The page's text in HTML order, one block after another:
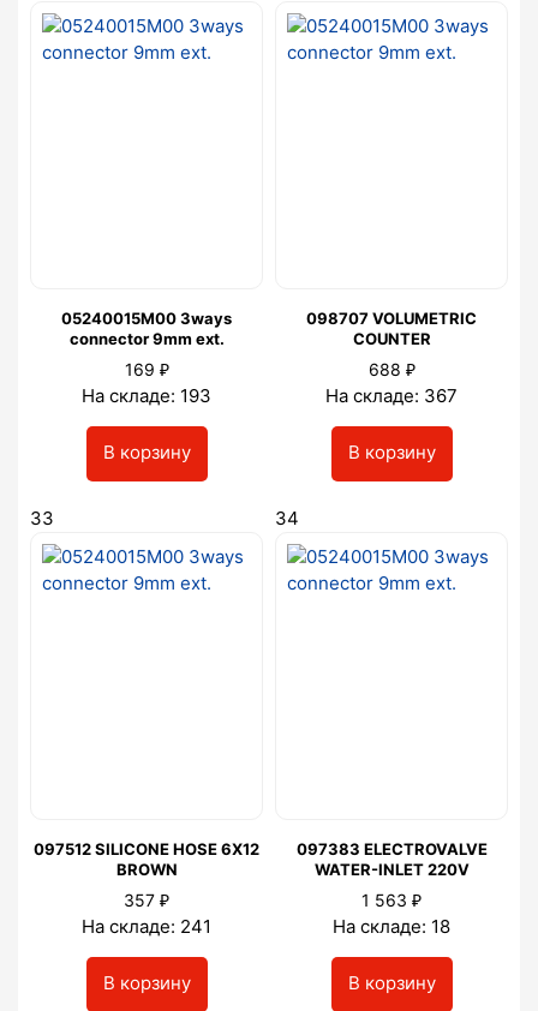
05240015M00 3ways
connector 9mm ext.
169 ₽
На складе: 193
В корзину
098707 VOLUMETRIC
COUNTER
688 ₽
На складе: 367
В корзину
33
097512 SILICONE HOSE 6X12
BROWN
357 ₽
На складе: 241
В корзину
34
097383 ELECTROVALVE
WATER-INLET 220V
1 563 ₽
На складе: 18
В корзину